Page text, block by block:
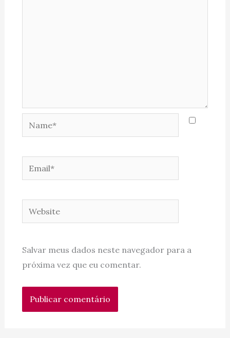
Name*
Email*
Website
Salvar meus dados neste navegador para a
próxima vez que eu comentar.